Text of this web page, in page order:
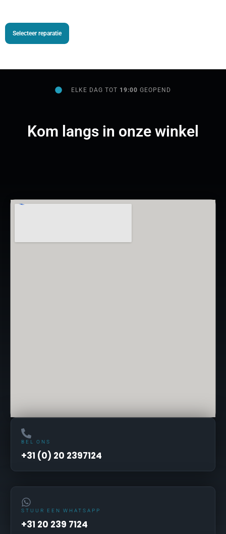
Selecteer reparatie
ELKE DAG TOT 19:00GEOPEND
Kom langs in onze winkel
BEL ONS
+31 (0) 20 2397124
STUUR EEN WHATSAPP
+31 20 239 7124